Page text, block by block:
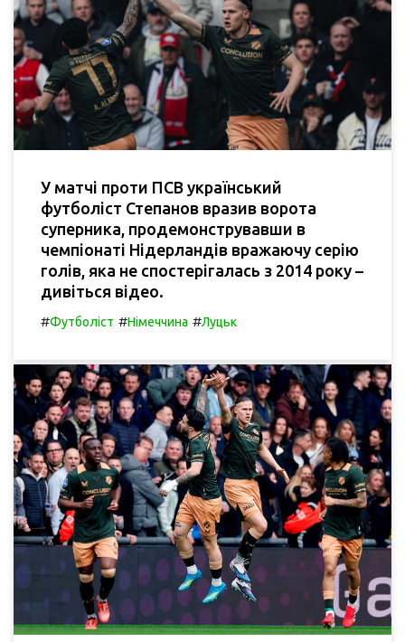
У матчі проти ПСВ український
футболіст Степанов вразив ворота
суперника, продемонструвавши в
чемпіонаті Нідерландів вражаючу серію
голів, яка не спостерігалась з 2014 року –
дивіться відео.
#Футболіст #Німеччина #Луцьк